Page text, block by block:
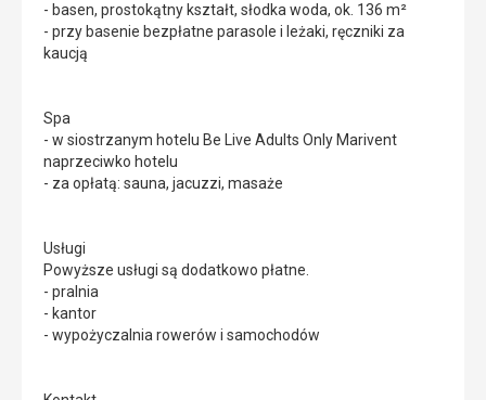
- basen, prostokątny kształt, słodka woda, ok. 136 m²
- przy basenie bezpłatne parasole i leżaki, ręczniki za
kaucją
Spa
- w siostrzanym hotelu Be Live Adults Only Marivent
naprzeciwko hotelu
- za opłatą: sauna, jacuzzi, masaże
Usługi
Powyższe usługi są dodatkowo płatne.
- pralnia
- kantor
- wypożyczalnia rowerów i samochodów